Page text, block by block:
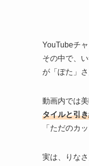
YouTubeチ
その中で、
が「ぽた」さ
動画内では
タイルと引
「ただのカ
実は、りな